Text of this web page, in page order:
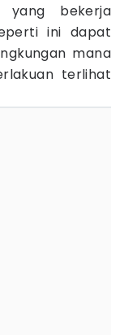
yang bekerja
ini dapat
mana
terlihat